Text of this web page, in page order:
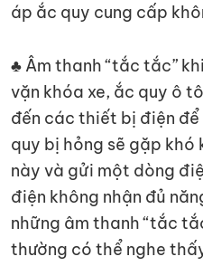
áp ắc quy cung cấp
♣ Âm thanh “tắc tắc”
vặn khóa xe, ắc quy ô
đến các thiết bị điện
quy bị hỏng sẽ gặp khó
này và gửi một dòng
điện không nhận đủ
những âm thanh “tắc
thường có thể nghe